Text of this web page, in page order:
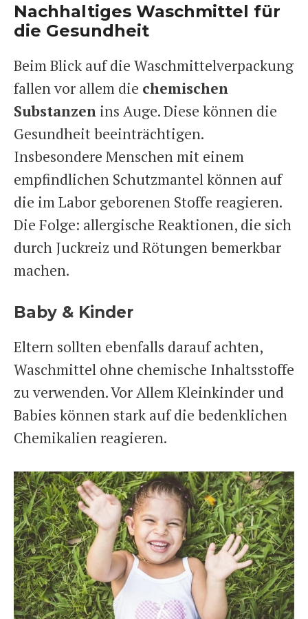
Nachhaltiges Waschmittel für
die Gesundheit
Beim Blick auf die Waschmittelverpackung
fallen vor allem die chemischen
Substanzen ins Auge. Diese können die
Gesundheit beeinträchtigen.
Insbesondere Menschen mit einem
empfindlichen Schutzmantel können auf
die im Labor geborenen Stoffe reagieren.
Die Folge: allergische Reaktionen, die sich
durch Juckreiz und Rötungen bemerkbar
machen.
Baby & Kinder
Eltern sollten ebenfalls darauf achten,
Waschmittel ohne chemische Inhaltsstoffe
zu verwenden. Vor Allem Kleinkinder und
Babies können stark auf die bedenklichen
Chemikalien reagieren.